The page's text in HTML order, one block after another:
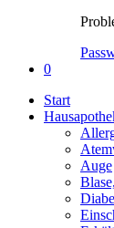
0
Start
Auge